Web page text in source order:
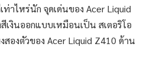
าไหร่นัก จุดเด่นของ Acer Liquid
งินออกแบบเหมือนเป็น สเตอริโอ
องตัวของ Acer Liquid Z410 ด้าน